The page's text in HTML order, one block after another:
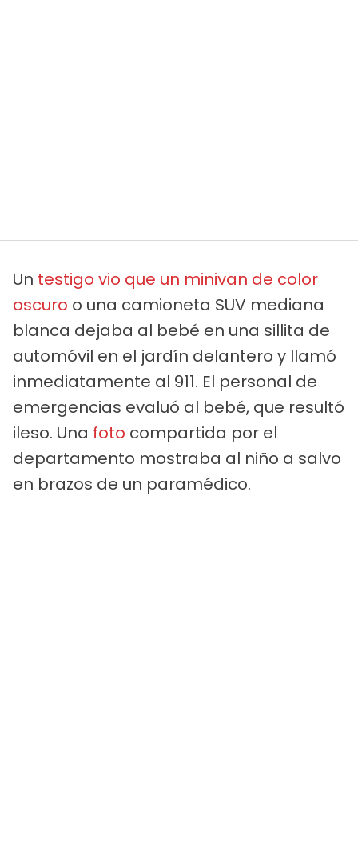
Un testigo vio que un minivan de color
oscuro o una camioneta SUV mediana
blanca dejaba al bebé en una sillita de
automóvil en el jardín delantero y llamó
inmediatamente al 911. El personal de
emergencias evaluó al bebé, que resultó
ileso. Una foto compartida por el
departamento mostraba al niño a salvo
en brazos de un paramédico.